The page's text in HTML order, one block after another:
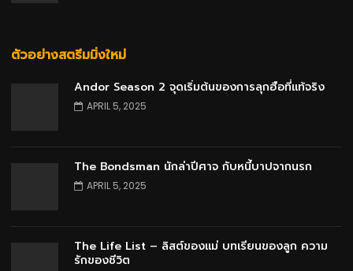
ตัวอย่างสตรีมมิ่งใหม่
Andor Season 2 จุดเริ่มต้นของการลุกฮือที่แท้จริง
APRIL 5, 2025
The Bondsman นักล่าปีศาจ กับหนี้บาปจากนรก
APRIL 5, 2025
The Life List – ลิสต์ของแม่ บทเรียนของลูก ความ
รักของชีวิต